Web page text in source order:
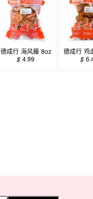
德成行 海风藤 8oz
$4.99
德成行 鸡
$